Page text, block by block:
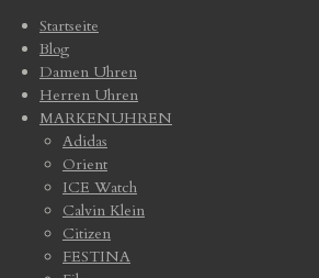
Startseite
Blog
Damen Uhren
Herren Uhren
MARKENUHREN
Adidas
Orient
ICE Watch
Calvin Klein
Citizen
FESTINA